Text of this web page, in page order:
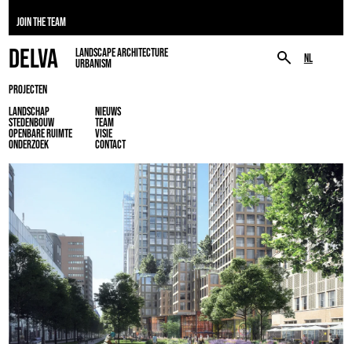
JOIN THE TEAM
NL
DELVA
LANDSCAPE ARCHITECTURE
URBANISM
PROJECTEN
LANDSCHAP
STEDENBOUW
OPENBARE RUIMTE
ONDERZOEK
NIEUWS
TEAM
VISIE
CONTACT